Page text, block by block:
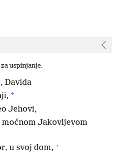
uspinjanje.
Davida
+
Jehovi,
moćnom Jakovljevom
u svoj dom, +